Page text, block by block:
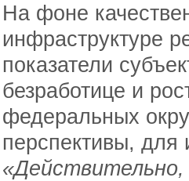
На фоне
инфраструктуре
показатели
безработице и
федеральных
перспективы, для
«Действительно,